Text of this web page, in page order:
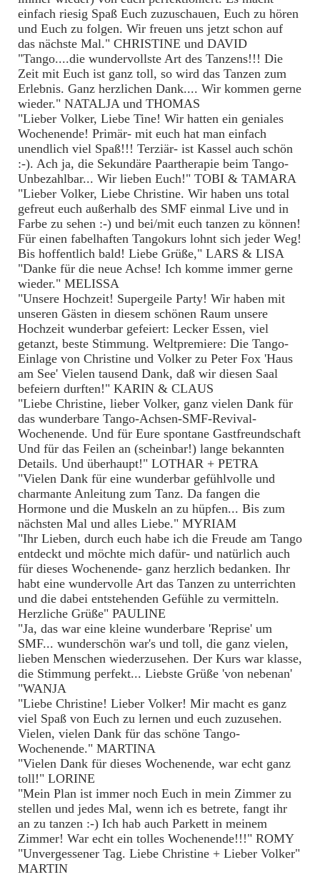
einfach riesig Spaß Euch zuzuschauen, Euch zu hören
und Euch zu folgen. Wir freuen uns jetzt schon auf
das nächste Mal." CHRISTINE und DAVID
"Tango....die wundervollste Art des Tanzens!!! Die
Zeit mit Euch ist ganz toll, so wird das Tanzen zum
Erlebnis. Ganz herzlichen Dank.... Wir kommen gerne
wieder." NATALJA und THOMAS
"Lieber Volker, Liebe Tine! Wir hatten ein geniales
Wochenende! Primär- mit euch hat man einfach
unendlich viel Spaß!!! Terziär- ist Kassel auch schön
:-). Ach ja, die Sekundäre Paartherapie beim Tango-
Unbezahlbar... Wir lieben Euch!" TOBI & TAMARA
"Lieber Volker, Liebe Christine. Wir haben uns total
gefreut euch außerhalb des SMF einmal Live und in
Farbe zu sehen :-) und bei/mit euch tanzen zu können!
Für einen fabelhaften Tangokurs lohnt sich jeder Weg!
Bis hoffentlich bald! Liebe Grüße," LARS & LISA
"Danke für die neue Achse! Ich komme immer gerne
wieder." MELISSA
"Unsere Hochzeit! Supergeile Party! Wir haben mit
unseren Gästen in diesem schönen Raum unsere
Hochzeit wunderbar gefeiert: Lecker Essen, viel
getanzt, beste Stimmung. Weltpremiere: Die Tango-
Einlage von Christine und Volker zu Peter Fox 'Haus
am See' Vielen tausend Dank, daß wir diesen Saal
befeiern durften!" KARIN & CLAUS
"Liebe Christine, lieber Volker, ganz vielen Dank für
das wunderbare Tango-Achsen-SMF-Revival-
Wochenende. Und für Eure spontane Gastfreundschaft
Und für das Feilen an (scheinbar!) lange bekannten
Details. Und überhaupt!" LOTHAR + PETRA
"Vielen Dank für eine wunderbar gefühlvolle und
charmante Anleitung zum Tanz. Da fangen die
Hormone und die Muskeln an zu hüpfen... Bis zum
nächsten Mal und alles Liebe." MYRIAM
"Ihr Lieben, durch euch habe ich die Freude am Tango
entdeckt und möchte mich dafür- und natürlich auch
für dieses Wochenende- ganz herzlich bedanken. Ihr
habt eine wundervolle Art das Tanzen zu unterrichten
und die dabei entstehenden Gefühle zu vermitteln.
Herzliche Grüße" PAULINE
"Ja, das war eine kleine wunderbare 'Reprise' um
SMF... wunderschön war's und toll, die ganz vielen,
lieben Menschen wiederzusehen. Der Kurs war klasse,
die Stimmung perfekt... Liebste Grüße 'von nebenan'
"WANJA
"Liebe Christine! Lieber Volker! Mir macht es ganz
viel Spaß von Euch zu lernen und euch zuzusehen.
Vielen, vielen Dank für das schöne Tango-
Wochenende." MARTINA
"Vielen Dank für dieses Wochenende, war echt ganz
toll!" LORINE
"Mein Plan ist immer noch Euch in mein Zimmer zu
stellen und jedes Mal, wenn ich es betrete, fangt ihr
an zu tanzen :-) Ich hab auch Parkett in meinem
Zimmer! War echt ein tolles Wochenende!!!" ROMY
"Unvergessener Tag. Liebe Christine + Lieber Volker"
MARTIN